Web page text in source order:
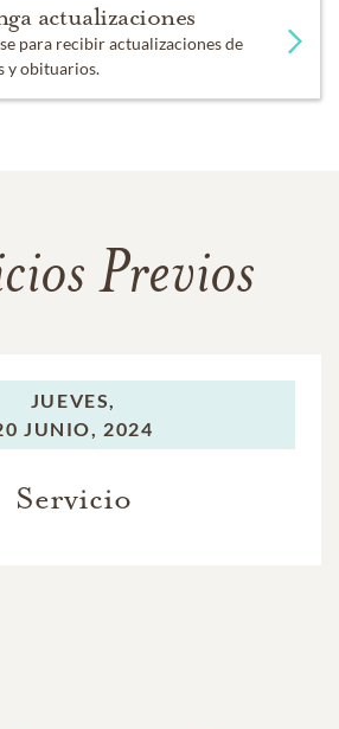
actualizaciones
para recibir actualizaciones de
y obituarios.
Previos
JUEVES,
JUNIO, 2024
Servicio